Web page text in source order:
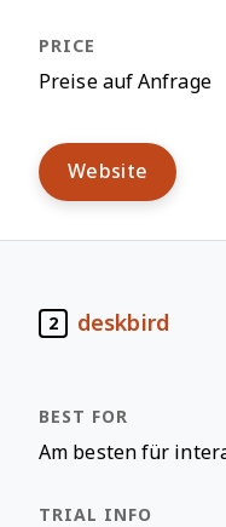
Preise auf Anfrage
Website
2 deskbird
Am besten für